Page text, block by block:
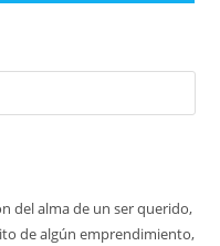
del alma de un ser querido,
de algún emprendimiento,